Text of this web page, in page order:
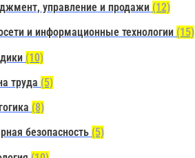
управление и продажи (12)
и информационные технологии (15)
(10)
труда (5)
(8)
безопасность (5)